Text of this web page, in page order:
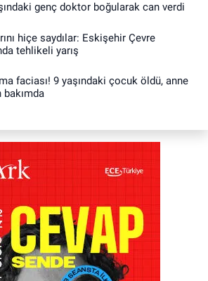
genç doktor boğularak can verdi
hiçe saydılar: Eskişehir Çevre
tehlikeli yarış
faciası! 9 yaşındaki çocuk öldü, anne
bakımda